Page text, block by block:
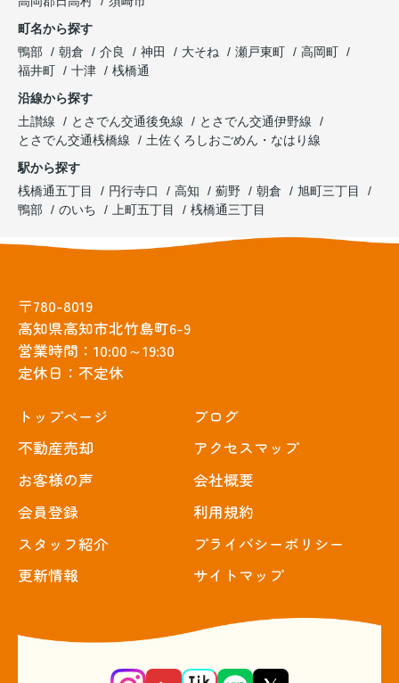
町名から探す
鴨部
朝倉 介良 神田 大そね 瀬戸東町
高岡町
福井町
十津
桟橋通
沿線から探す
土讃線
とさでん交通後免線
とさでん交通伊野線
とさでん交通桟橋線
土佐くろしおごめん・なはり線
駅から探す
桟橋通五丁目
円行寺口 高知 薊野 朝倉
旭町三丁目
鴨部
のいち 上町五丁目 桟橋通三丁目
〒780-8019
高知県高知市北竹島町6-9
営業時間：10:00～19:30
定休日：不定休
トップぺージ
不動産売却
お客様の声
会員登録
スタッフ紹介
更新情報
ブログ
アクセスマップ
会社概要
利用規約
プライバシーポリシー
サイトマップ